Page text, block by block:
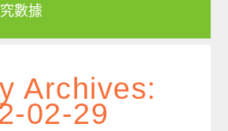
數據
Archives:
02-29